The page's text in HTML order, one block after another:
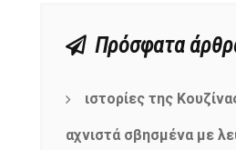
Πρόσφατα
ιστορίες της
αχνιστά σβησμένα με